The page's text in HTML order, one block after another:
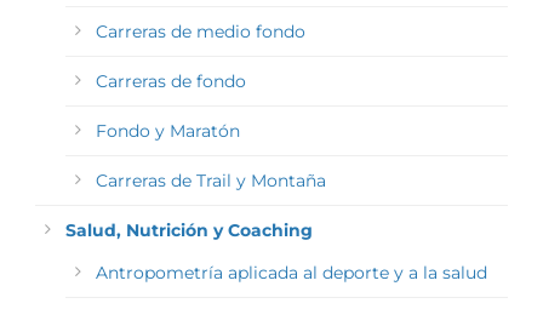
Carreras de medio fondo
Carreras de fondo
Fondo y Maratón
Carreras de Trail y Montaña
Salud, Nutrición y Coaching
Antropometría aplicada al deporte y a la salud